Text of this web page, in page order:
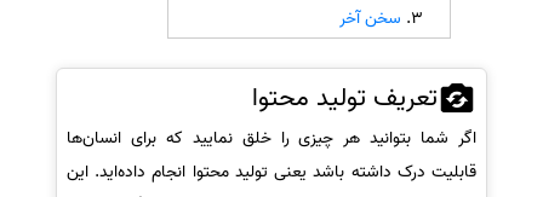
سخن آخر
تعریف تولید محتوا
اگر شما بتوانید هر چیزی را خلق نمایید که برای انسان‌ها
قابلیت درک داشته باشد یعنی تولید محتوا انجام داده‌اید. این